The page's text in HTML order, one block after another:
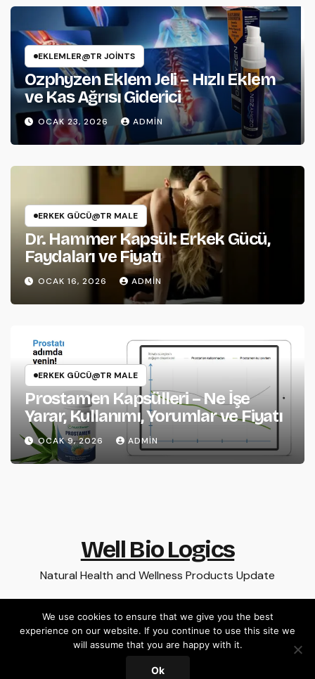
EKLEMLER@TR JOINTS
Ozphyzen Eklem Jeli – Hızlı Eklem
ve Kas Ağrısı Giderici
OCAK 23, 2026 ADMIN
ERKEK GÜCÜ@TR MALE
Dr. Hammer Kapsül: Erkek Gücü,
Faydaları ve Fiyatı
OCAK 16, 2026 ADMIN
ERKEK GÜCÜ@TR MALE
Prostamen Kapsülleri – Ne İşe
Yarar, Kullanımı, Yorumlar ve Fiyatı
OCAK 9, 2026 ADMIN
Well Bio Logics
Natural Health and Wellness Products Update
Proudly powered by WordPress|Theme: Newsup by
Home
We use cookies to ensure that we give you the best
experience on our website. If you continue to use this site we
will assume that you are happy with it.
Ok